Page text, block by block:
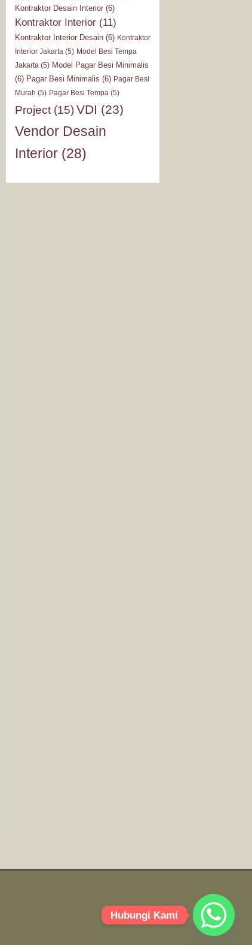
Kontraktor Desain Interior(6)
Kontraktor Interior(11)
Kontraktor Interior Desain(6) Kontraktor
Interior Jakarta(5) Model Besi Tempa
Jakarta(5) Model Pagar Besi Minimalis
(6) Pagar Besi Minimalis (6) Pagar Besi
Murah (5) Pagar Besi Tempa(5)
Project(15) VDI (23)
Vendor Desain
Interior(28)
Hubungi Kami